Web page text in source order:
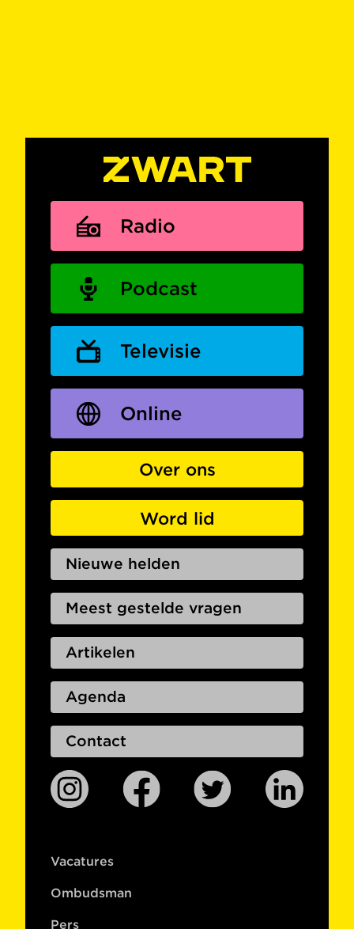
Radio
Podcast
Televisie
Online
Over ons
Word lid
Nieuwe helden
Meest gestelde vragen
Artikelen
Agenda
Contact
Vacatures
Ombudsman
Pers